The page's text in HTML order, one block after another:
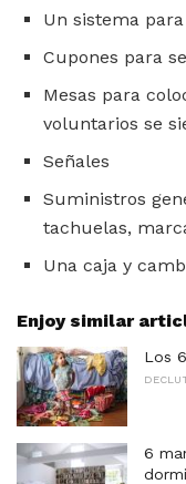
Un sistema
Cupones para
Mesas para
voluntarios se
Señales
Suministros
tachuelas,
Una caja y
Enjoy similar
Los
6